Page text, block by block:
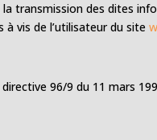
transmission des dites
vis de l’utilisateur du site
96/9 du 11 mars